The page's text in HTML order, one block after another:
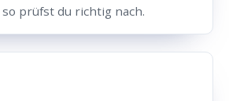
prüfst du richtig nach.